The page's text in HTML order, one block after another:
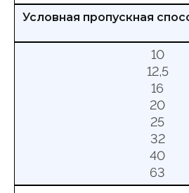
Условная пропускная
10
12,5
16
20
25
32
40
63